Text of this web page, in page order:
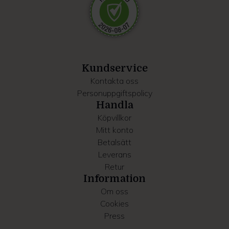
Dessa kan i sin tur kombinera informationen med annan
information som du har tillhandahållit eller som de har
samlat in när du har använt deras tjänster.
Kundservice
Kontakta oss
Personuppgiftspolicy
Handla
Köpvillkor
Mitt konto
Betalsätt
Leverans
Retur
Information
Om oss
Cookies
Press